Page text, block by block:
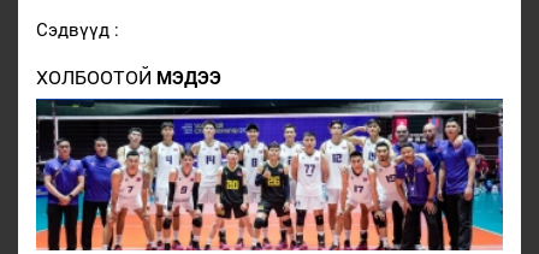
Сэдвүүд :
ХОЛБООТОЙ МЭДЭЭ